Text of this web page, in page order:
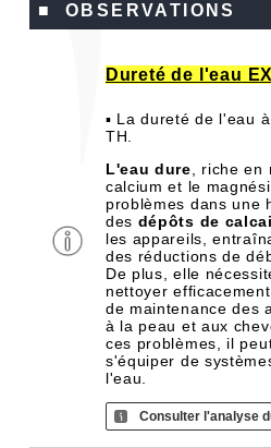
■ OBSERVATIONS
Dureté de l'eau
▪ La dureté de l'eau à
TH.
L'eau dure , riche
calcium et le
problèmes dans une
des dépôts de
les appareils,
des réductions de
De plus, elle
nettoyer
de maintenance des
à la peau et aux
ces problèmes, il
s'équiper de
l'eau.
Consulter l'analyse